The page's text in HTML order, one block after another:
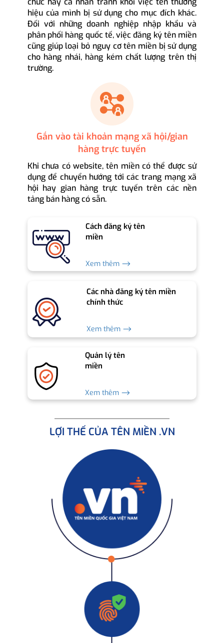
hiệu của mình bị sử dụng cho mục đích khác.
Đối với những doanh nghiệp nhập khẩu và
phân phối hàng quốc tế, việc đăng ký tên miền
cũng giúp loại bỏ nguy cơ tên miền bị sử dụng
cho hàng nhái, hàng kém chất lượng trên thị
trường.
Gắn vào tài khoản mạng xã hội/gian
hàng trực tuyến
Khi chưa có website, tên miền có thể được sử
dụng để chuyển hướng tới các trang mạng xã
hội hay gian hàng trực tuyến trên các nền
tảng bán hàng có sẵn.
Cách đăng ký tên
miền
Xem thêm ⟶
Các nhà đăng ký tên miền
chính thức
Xem thêm ⟶
Quản lý tên
miền
Xem thêm ⟶
LỢI THẾ CỦA TÊN MIỀN .VN